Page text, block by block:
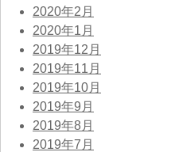
2020年2月
2020年1月
2019年12月
2019年11月
2019年10月
2019年9月
2019年8月
2019年7月